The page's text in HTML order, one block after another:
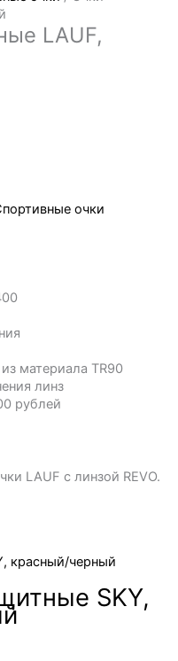
LAUF,
очки
материала TR90
линз
рублей
LAUF с линзой REVO.
SKY,